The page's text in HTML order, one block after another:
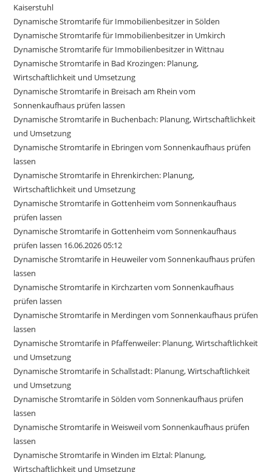
Kaiserstuhl
Dynamische Stromtarife für Immobilienbesitzer in Sölden
Dynamische Stromtarife für Immobilienbesitzer in Umkirch
Dynamische Stromtarife für Immobilienbesitzer in Wittnau
Dynamische Stromtarife in Bad Krozingen: Planung,
Wirtschaftlichkeit und Umsetzung
Dynamische Stromtarife in Breisach am Rhein vom
Sonnenkaufhaus prüfen lassen
Dynamische Stromtarife in Buchenbach: Planung, Wirtschaftlichkeit
und Umsetzung
Dynamische Stromtarife in Ebringen vom Sonnenkaufhaus prüfen
lassen
Dynamische Stromtarife in Ehrenkirchen: Planung,
Wirtschaftlichkeit und Umsetzung
Dynamische Stromtarife in Gottenheim vom Sonnenkaufhaus
prüfen lassen
Dynamische Stromtarife in Gottenheim vom Sonnenkaufhaus
prüfen lassen 16.06.2026 05:12
Dynamische Stromtarife in Heuweiler vom Sonnenkaufhaus prüfen
lassen
Dynamische Stromtarife in Kirchzarten vom Sonnenkaufhaus
prüfen lassen
Dynamische Stromtarife in Merdingen vom Sonnenkaufhaus prüfen
lassen
Dynamische Stromtarife in Pfaffenweiler: Planung, Wirtschaftlichkeit
und Umsetzung
Dynamische Stromtarife in Schallstadt: Planung, Wirtschaftlichkeit
und Umsetzung
Dynamische Stromtarife in Sölden vom Sonnenkaufhaus prüfen
lassen
Dynamische Stromtarife in Weisweil vom Sonnenkaufhaus prüfen
lassen
Dynamische Stromtarife in Winden im Elztal: Planung,
Wirtschaftlichkeit und Umsetzung